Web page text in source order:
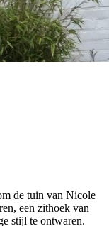
de tuin van Nicole
een zithoek van
stijl te ontwaren.